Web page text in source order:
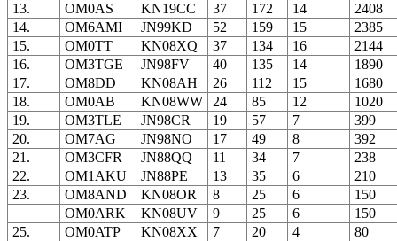
13.
OM0AS KN19CC 37 172 14
2408
14.
OM6AMI JN99KD 52 159 15
2385
15.
OM0TT KN08XQ 37 134 16
2144
16.
OM3TGE JN98FV 40 135 14
1890
17.
OM8DD KN08AH 26 112 15
1680
18.
OM0AB KN08WW 24 85 12
1020
19.
OM3TLE JN98CR 19 57 7
399
20.
OM7AG JN98NO 17 49 8
392
21.
OM3CFR JN88QQ 11 34 7
238
22.
OM1AKU JN88PE 13 35 6
210
23.
OM8AND KN08OR 8 25 6
150
OM0ARK
KN08UV 9 25 6
150
25.
OM0ATP KN08XX 7 20 4
80